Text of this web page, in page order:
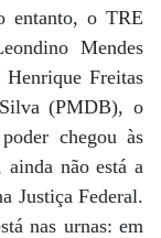
entanto, o TRE
Mendes
Freitas
(PMDB), o
chegou às
não está a
Justiça Federal.
nas urnas: em